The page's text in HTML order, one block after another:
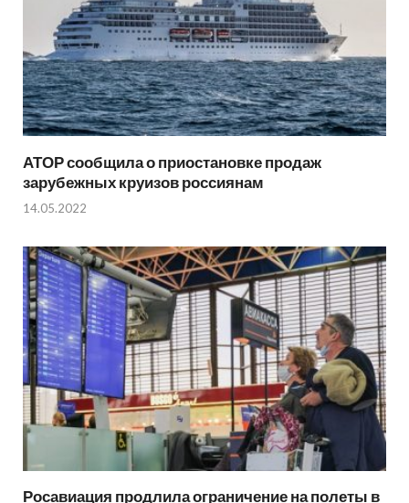
АТОР сообщила о приостановке продаж
зарубежных круизов россиянам
14.05.2022
Росавиация продлила ограничение на полеты в